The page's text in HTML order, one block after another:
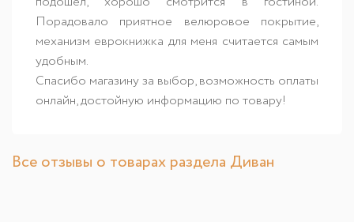
Порадовало приятное велюровое покрытие,
механизм еврокнижка для меня считается самым
удобным.
Спасибо магазину за выбор, возможность оплаты
онлайн, достойную информацию по товару!
Все отзывы о товарах раздела Диван